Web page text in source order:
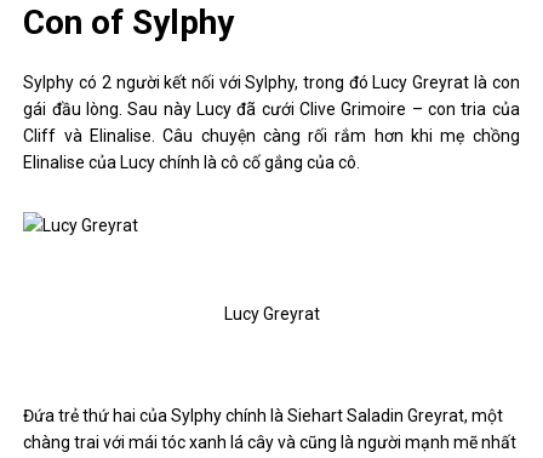
Con of Sylphy
Sylphy có 2 người kết nối với Sylphy, trong đó Lucy Greyrat là con
gái đầu lòng. Sau này Lucy đã cưới Clive Grimoire – con tria của
Cliff và Elinalise. Câu chuyện càng rối rắm hơn khi mẹ chồng
Elinalise của Lucy chính là cô cố gắng của cô.
Lucy Greyrat
Đứa trẻ thứ hai của Sylphy chính là Siehart Saladin Greyrat, một
chàng trai với mái tóc xanh lá cây và cũng là người mạnh mẽ nhất